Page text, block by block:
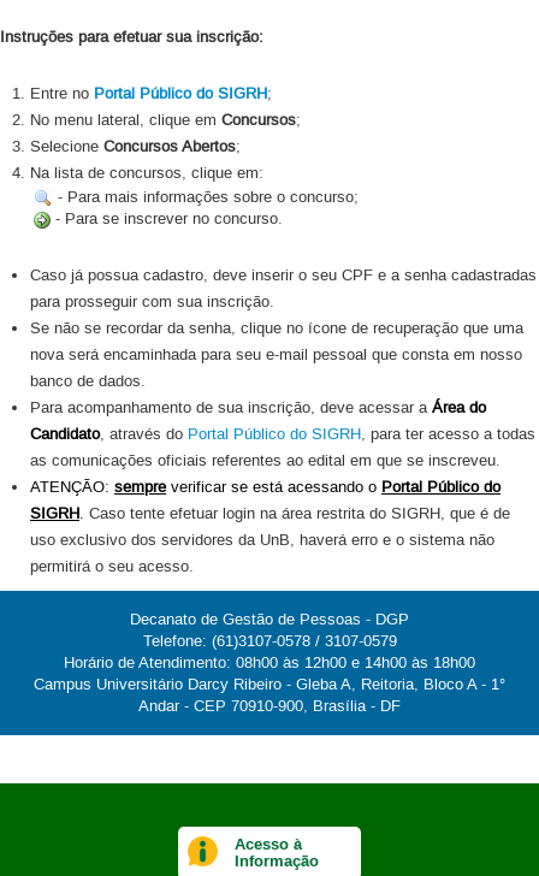
Instruções para efetuar sua inscrição:
Entre no Portal Público do SIGRH;
No menu lateral, clique em Concursos;
Selecione Concursos Abertos;
Na lista de concursos, clique em:
- Para mais informações sobre o concurso;
- Para se inscrever no concurso.
Caso já possua cadastro, deve inserir o seu CPF e a senha cadastradas
para prosseguir com sua inscrição.
Se não se recordar da senha, clique no ícone de recuperação que uma
nova será encaminhada para seu e-mail pessoal que consta em nosso
banco de dados.
Para acompanhamento de sua inscrição, deve acessar aÁrea do
Candidato, através do Portal Público do SIGRH, para ter acesso a todas
as comunicações oficiais referentes ao edital em que se inscreveu.
ATENÇÃO: sempreverificar se está acessando o Portal Público do
SIGRH. Caso tente efetuar login na área restrita do SIGRH, que é de
uso exclusivo dos servidores da UnB, haverá erro e o sistema não
permitirá o seu acesso.
Decanato de Gestão de Pessoas - DGP
Telefone: (61)3107-0578 / 3107-0579
Horário de Atendimento: 08h00 às 12h00 e 14h00 às 18h00
Campus Universitário Darcy Ribeiro - Gleba A, Reitoria, Bloco A - 1°
Andar - CEP 70910-900, Brasília - DF
Acesso à
Informação